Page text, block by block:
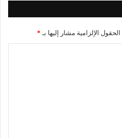
الحقول الإلزامية مشار إليها بـ *